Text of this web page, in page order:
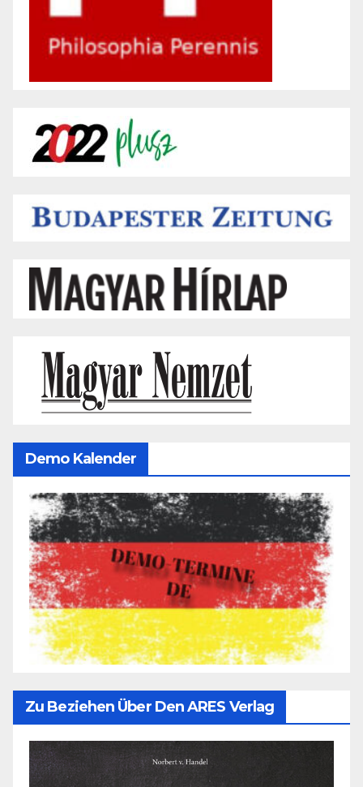
Demo Kalender
Zu Beziehen Über Den ARES Verlag